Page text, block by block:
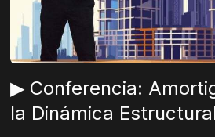
▶ Conferencia:
la Dinámica